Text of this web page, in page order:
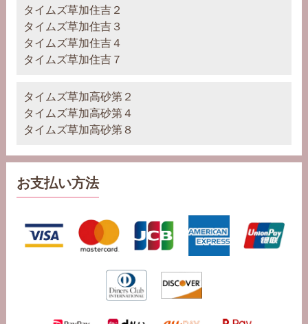
タイムズ草加住吉２
タイムズ草加住吉３
タイムズ草加住吉４
タイムズ草加住吉７
タイムズ草加高砂第２
タイムズ草加高砂第４
タイムズ草加高砂第８
お支払い方法